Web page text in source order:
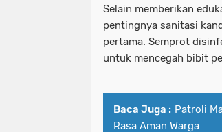
Selain memberikan
pentingnya sanitasi
pertama. Semprot
untuk mencegah bibit
Baca Juga : Patroli
Rasa Aman Warga